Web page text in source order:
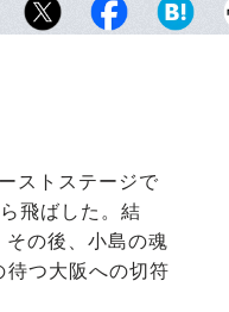
で頼りになる投球を見せた小島
ストステージで
飛ばした。結
の後、小島の魂
つ大阪への切符